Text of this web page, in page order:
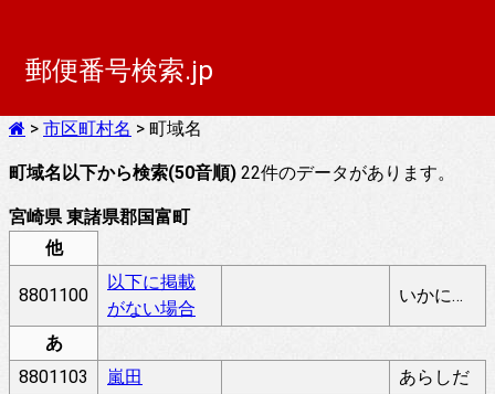
郵便番号検索.jp
> 市区町村名 > 町域名
町域名以下から検索(50音順) 22件のデータがあります。
宮崎県 東諸県郡国富町
他
8801100
以下に掲載
がない場合
いかにけいさいがないばあい
あ
8801103
嵐田 あらしだ